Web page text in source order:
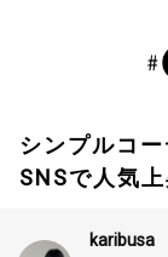
シンプルコ
SNSで人気
karibusa